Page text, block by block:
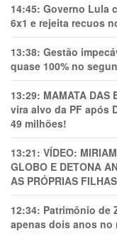
14:45: Governo Lula
6x1 e rejeita recuos
13:38: Gestão
quase 100% no
13:29: MAMATA DAS
vira alvo da PF após
49 milhões!
13:21: VÍDEO:
GLOBO E DETONA
AS PRÓPRIAS FILHAS
12:34: Patrimônio de
apenas dois anos no